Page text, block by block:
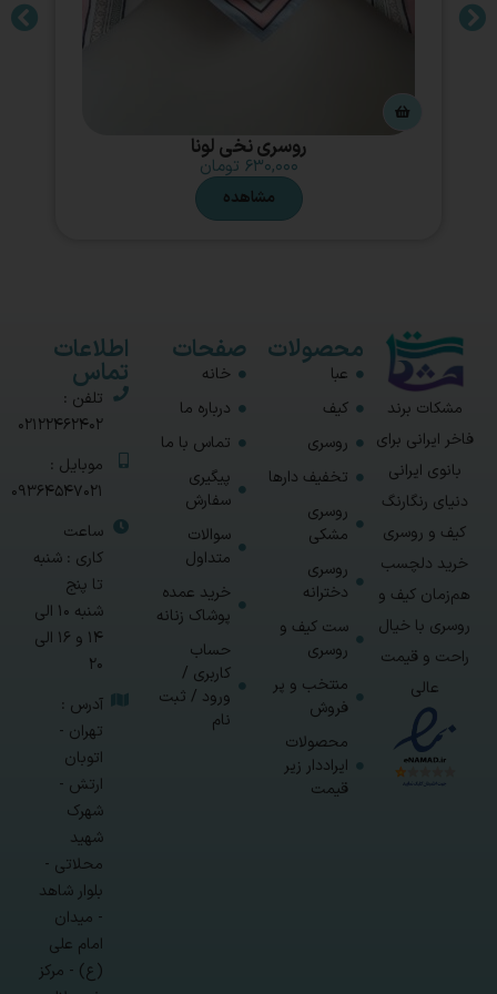
روسری نخی لونا
۶۳۰,۰۰۰ تومان
مشاهده
مشکات برند
فاخر ایرانی برای
بانوی ایرانی
دنیای رنگارنگ
کیف و روسری
خرید دلچسب
هم‌زمان کیف و
روسری با خیال
راحت و قیمت
عالی
محصولات
عبا
کیف
روسری
تخفیف دارها
روسری
مشکی
روسری
دخترانه
ست کیف و
روسری
منتخب و پر
فروش
محصولات
ایراددار زیر
قیمت
صفحات
خانه
درباره ما
تماس با ما
پیگیری
سفارش
سوالات
متداول
خرید عمده
پوشاک زنانه
حساب
کاربری /
ورود / ثبت
نام
اطلاعات
تماس
تلفن :
02122462402
موبایل :
09364547021
ساعت
کاری : شنبه
تا پنج
شنبه 10 الی
14 و 16 الی
20
آدرس :
تهران -
اتوبان
ارتش -
شهرک
شهید
محلاتی -
بلوار شاهد
- میدان
امام علی
(ع) - مرکز